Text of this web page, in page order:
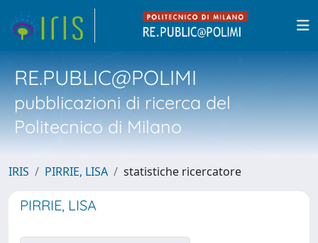
RE.PUBLIC@POLIMI
pubblicazioni di ricerca del
Politecnico di Milano
IRIS PIRRIE, LISA statistiche ricercatore
PIRRIE, LISA